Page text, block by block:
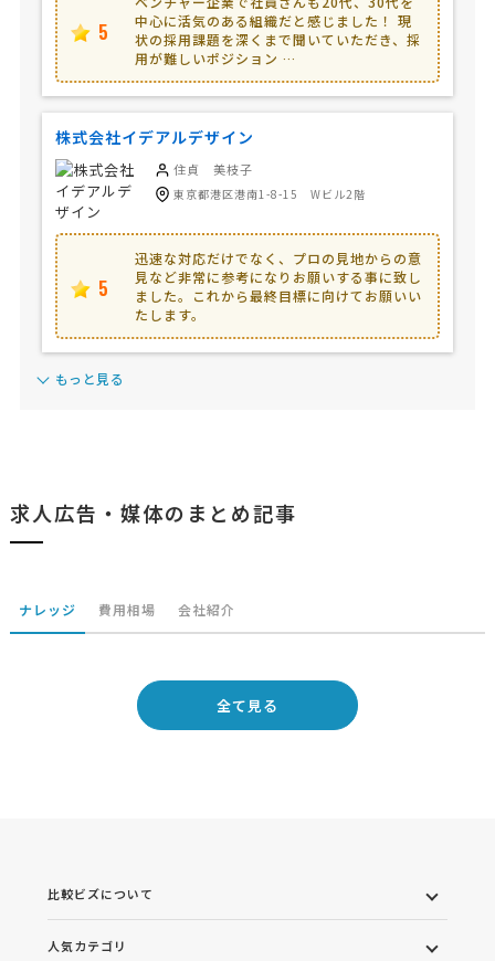
5
中心に活気のある組織だと感じました！ 現
状の採用課題を深くまで聞いていただき、採
用が難しいポジション …
株式会社イデアルデザイン
住貞 美枝子
東京都港区港南1-8-15 Wビル2階
5
迅速な対応だけでなく、プロの見地からの意
見など非常に参考になりお願いする事に致し
ました。これから最終目標に向けてお願いい
たします。
もっと見る
求人広告・媒体のまとめ記事
ナレッジ 費用相場 会社紹介
全て見る
比較ビズについて
人気カテゴリ